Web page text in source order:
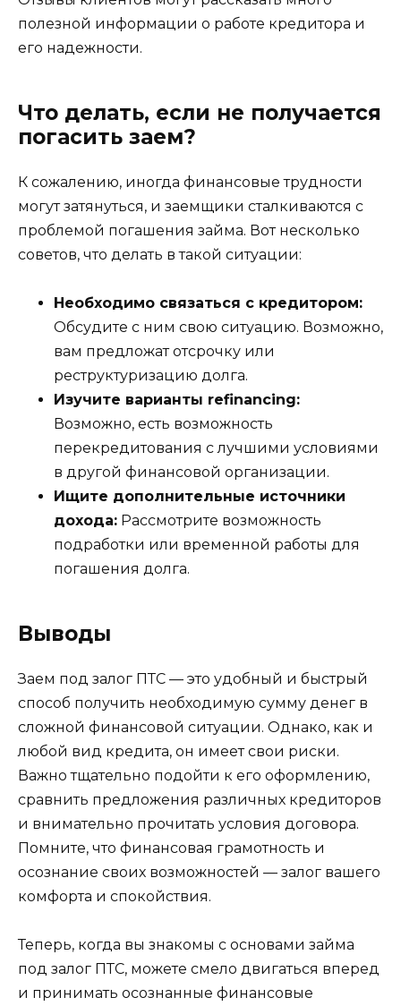
полезной информации о работе кредитора и
его надежности.
Что делать, если не получается
погасить заем?
К сожалению, иногда финансовые трудности
могут затянуться, и заемщики сталкиваются с
проблемой погашения займа. Вот несколько
советов, что делать в такой ситуации:
Необходимо связаться с кредитором:
Обсудите с ним свою ситуацию. Возможно,
вам предложат отсрочку или
реструктуризацию долга.
Изучите варианты refinancing:
Возможно, есть возможность
перекредитования с лучшими условиями
в другой финансовой организации.
Ищите дополнительные источники
дохода: Рассмотрите возможность
подработки или временной работы для
погашения долга.
Выводы
Заем под залог ПТС — это удобный и быстрый
способ получить необходимую сумму денег в
сложной финансовой ситуации. Однако, как и
любой вид кредита, он имеет свои риски.
Важно тщательно подойти к его оформлению,
сравнить предложения различных кредиторов
и внимательно прочитать условия договора.
Помните, что финансовая грамотность и
осознание своих возможностей — залог вашего
комфорта и спокойствия.
Теперь, когда вы знакомы с основами займа
под залог ПТС, можете смело двигаться вперед
и принимать осознанные финансовые